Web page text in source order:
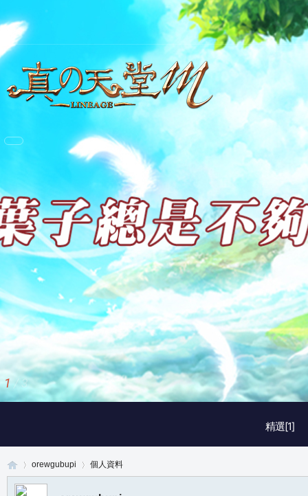
精選[1]
1 / 3
orewgubupi 個人資料